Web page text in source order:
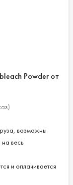
Powder от
возможны
весь
и оплачивается